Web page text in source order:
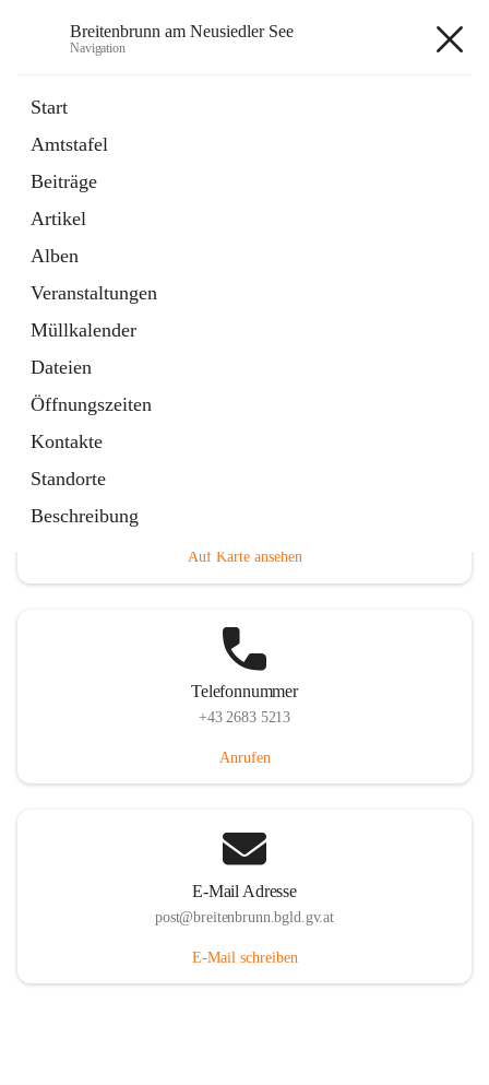
Breitenbrunn am Neusiedler See
Navigation
Start
Amtstafel
Beiträge
Artikel
Alben
Veranstaltungen
Müllkalender
Dateien
Öffnungszeiten
Kontakte
Standorte
Beschreibung
18 Schnellzugriffe
Gemeindeservice
Auf Karte ansehen
Telefonnummer
+43 2683 5213
Anrufen
E-Mail Adresse
post@breitenbrunn.bgld.gv.at
E-Mail schreiben